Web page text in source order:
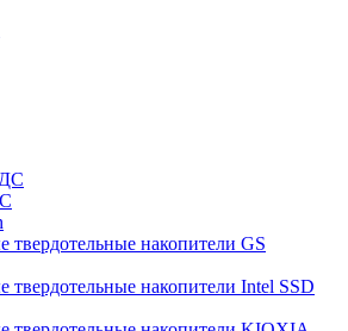
твердотельные накопители GS
твердотельные накопители Intel SSD